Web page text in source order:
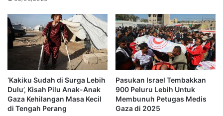
‘Kakiku Sudah di Surga Lebih
Dulu’, Kisah Pilu Anak-Anak
Gaza Kehilangan Masa Kecil
di Tengah Perang
Pasukan Israel Tembakkan
900 Peluru Lebih Untuk
Membunuh Petugas Medis
Gaza di 2025